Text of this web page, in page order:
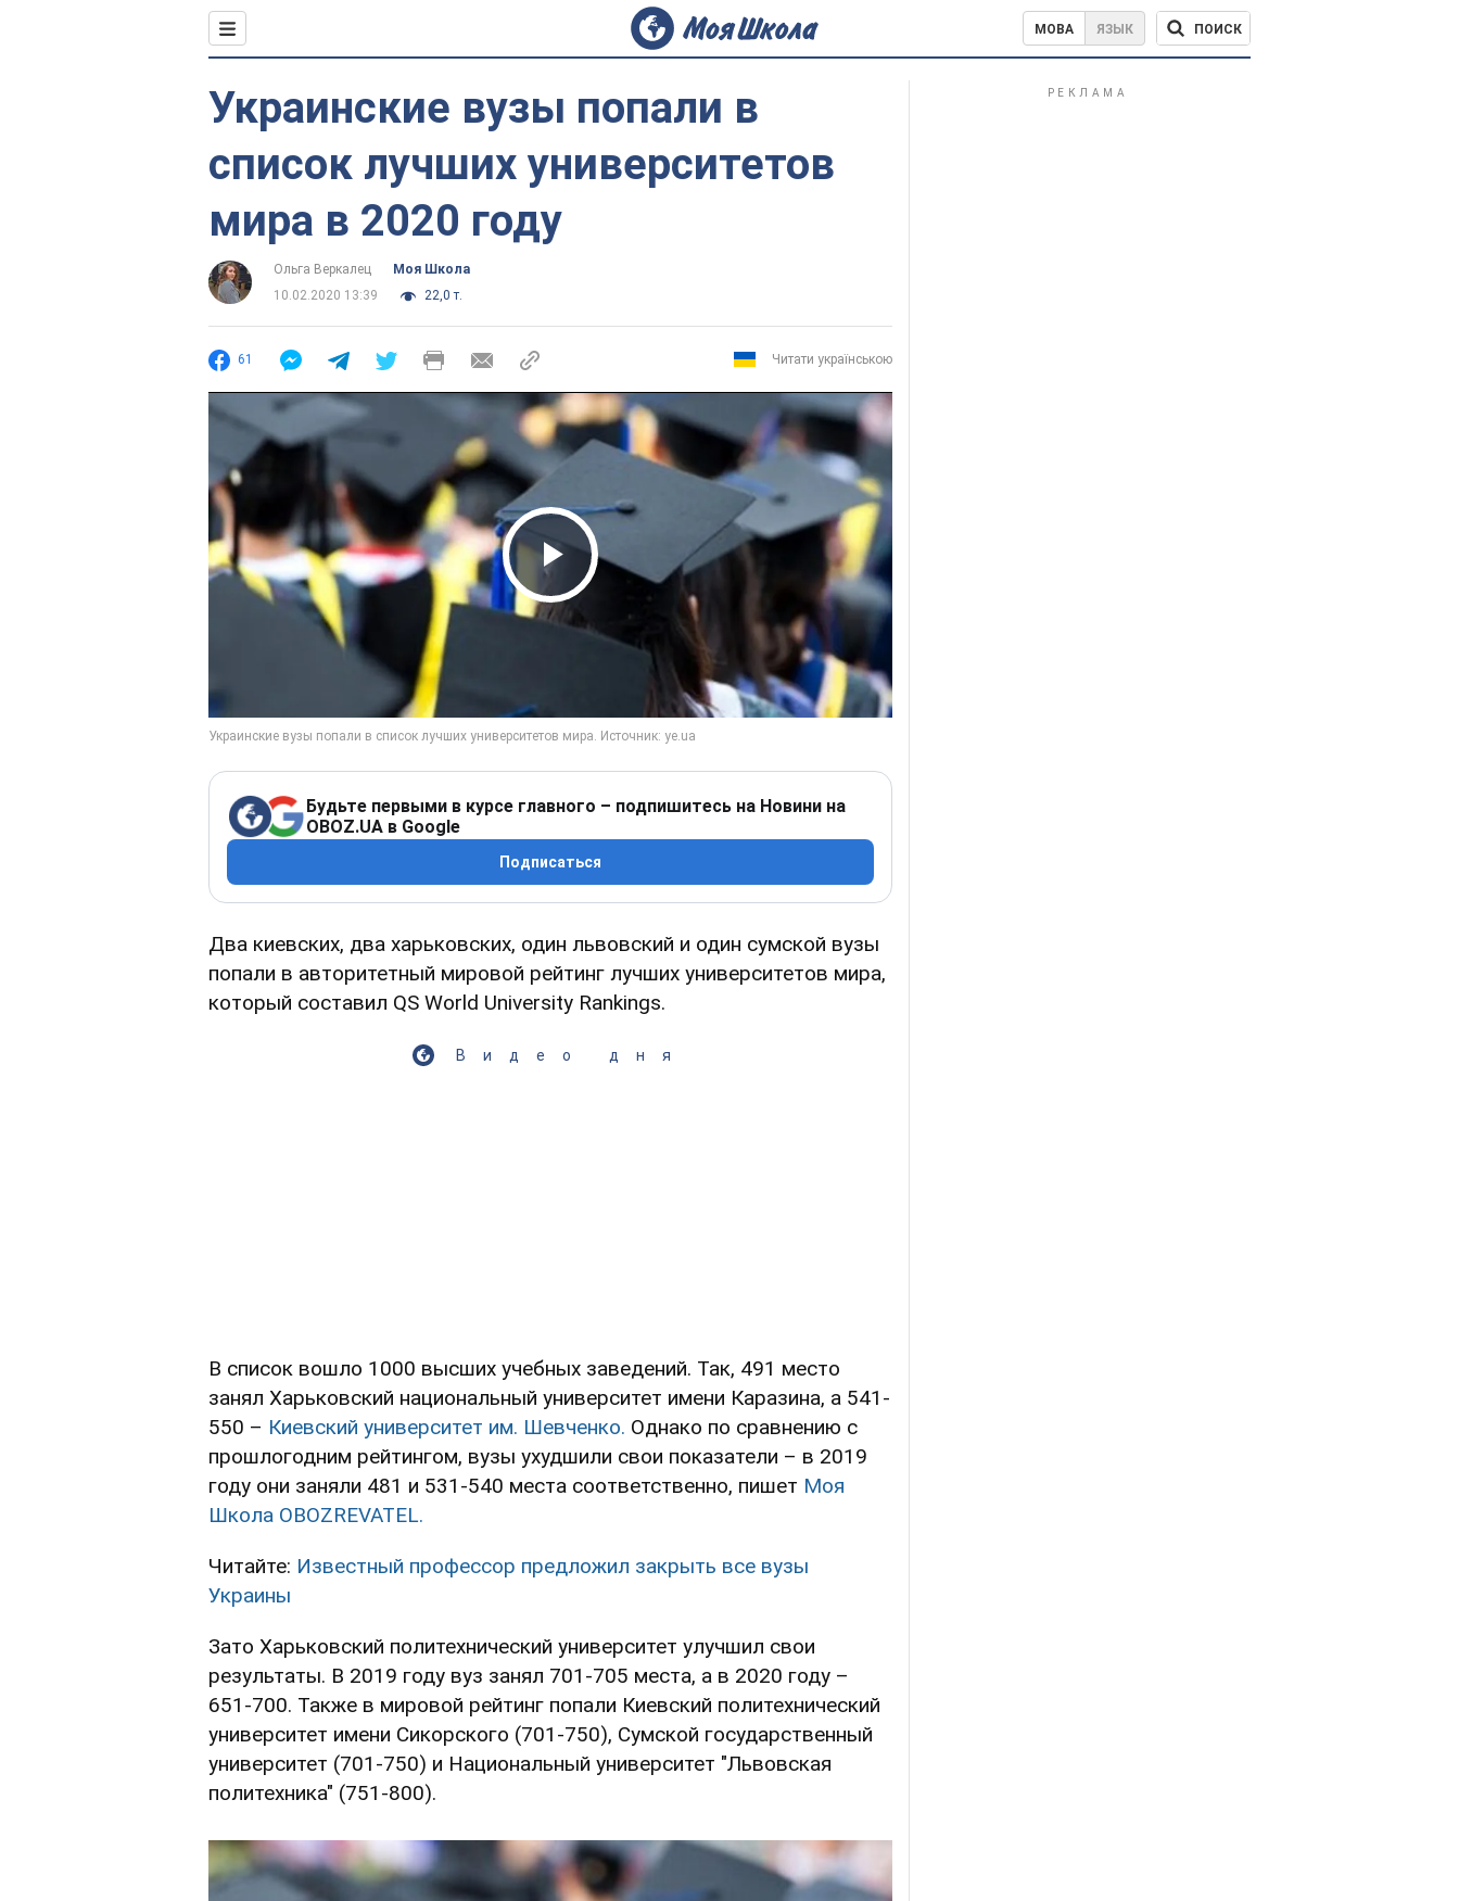
МОВА ЯЗЫК ПОИСК
Украинские вузы попали в
список лучших университетов
мира в 2020 году
Ольга Веркалец
Моя Школа
10.02.2020 13:39
22,0 т.
61 Читати українською
Play Video
Будьте первыми в курсе главного – подпишитесь на Новини на
OBOZ.UA в Google
Подписаться
Два киевских, два харьковских, один львовский и один сумской вузы
попали в авторитетный мировой рейтинг лучших университетов мира,
который составил QS World University Rankings.
Видео дня
В список вошло 1000 высших учебных заведений. Так, 491 место
занял Харьковский национальный университет имени Каразина, а 541-
550 – Киевский университет им. Шевченко. Однако по сравнению с
прошлогодним рейтингом, вузы ухудшили свои показатели – в 2019
году они заняли 481 и 531-540 места соответственно, пишет Моя
Школа OBOZREVATEL.
Читайте: Известный профессор предложил закрыть все вузы
Украины
Зато Харьковский политехнический университет улучшил свои
результаты. В 2019 году вуз занял 701-705 места, а в 2020 году –
651-700. Также в мировой рейтинг попали Киевский политехнический
университет имени Сикорского (701-750), Сумской государственный
университет (701-750) и Национальный университет "Львовская
политехника" (751-800).